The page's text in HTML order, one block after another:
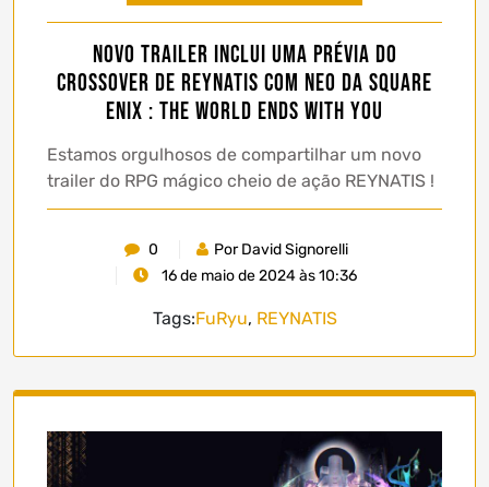
Novo trailer inclui uma prévia do
crossover de REYNATIS com NEO da Square
Enix : The World Ends With You
Estamos orgulhosos de compartilhar um novo
trailer do RPG mágico cheio de ação REYNATIS !
0
Por David Signorelli
16 de maio de 2024 às 10:36
Tags:FuRyu, REYNATIS